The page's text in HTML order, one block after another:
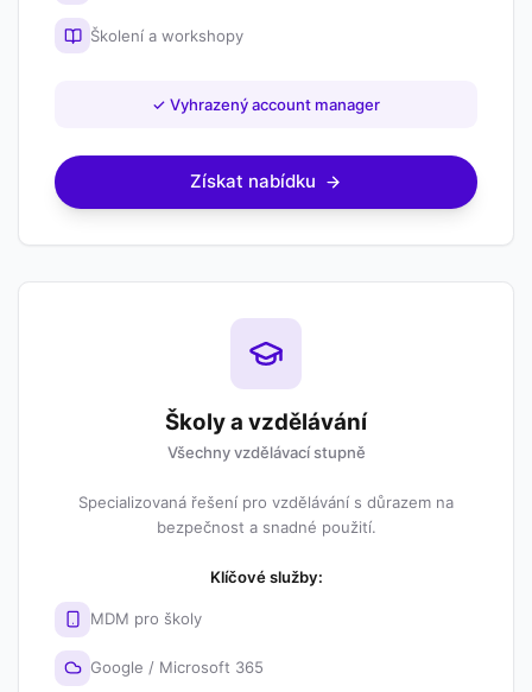
Školení a workshopy
✓ Vyhrazený account manager
Získat nabídku
Školy a vzdělávání
Všechny vzdělávací stupně
Specializovaná řešení pro vzdělávání s důrazem na
bezpečnost a snadné použití.
Klíčové služby:
MDM pro školy
Google / Microsoft 365